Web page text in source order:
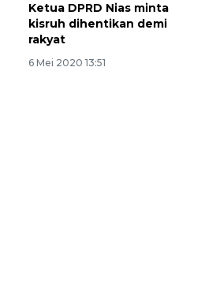
Ketua DPRD Nias minta
kisruh dihentikan demi
rakyat
6 Mei 2020 13:51